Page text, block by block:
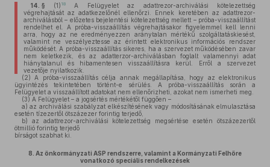
14. § (1) 18A Felügyelet az adattrezor-archiválási kötelezettség
végrehajtását az adatkezelőnél ellenőrzi. Ennek keretében az adattrezor-
archiválásból – előzetes bejelentési kötelezettség mellett – próba-visszaállítást
rendelhet el. A próba-visszaállítás végrehajtásakor figyelemmel kell lenni
arra, hogy az ne eredményezzen aránytalan mértékű szolgáltatáskiesést,
valamint ne veszélyeztesse az érintett elektronikus információs rendszer
működését. A próba-visszaállítás sikeres, ha a szervezet működésében zavar
nem keletkezik, és az adatterzor-archiválásban foglalt valamennyi adat
hiánytalanul és hibamentesen visszaállításra kerül. Erről a szervezet
vezetője nyilatkozik.
(2) A próba-visszaállítás célja annak megállapítása, hogy az elektronikus
ügyintézés tekintetében történt-e sérülés. A próba-visszaállítás során a
Felügyelet a visszaállított adatokat nem ellenőrizheti, azokat nem ismerheti meg.
(3) A Felügyelet – a jogsértés mértékétől függően –
a) az archiválási szabályzat elkészítésének vagy módosításának elmulasztása
esetén tízezertől ötszázezer forintig terjedő,
b) az adattrezor-archiválási kötelezettség megsértése esetén ötszázezertől
ötmillió forintig terjedő
bírságot szabhat ki.
8. Az önkormányzati ASP rendszerre, valamint a Kormányzati Felhőre
vonatkozó speciális rendelkezések